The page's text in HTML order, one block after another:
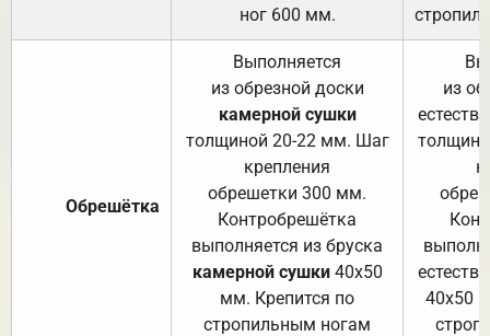
ног 600 мм.
Обрешётка
Выполняется
из обрезной доски
камерной сушки
толщиной 20-22 мм. Шаг
крепления
обрешетки 300 мм.
Контробрешётка
выполняется из бруска
камерной сушки40х50
мм. Крепится по
стропильным ногам
из
40х50